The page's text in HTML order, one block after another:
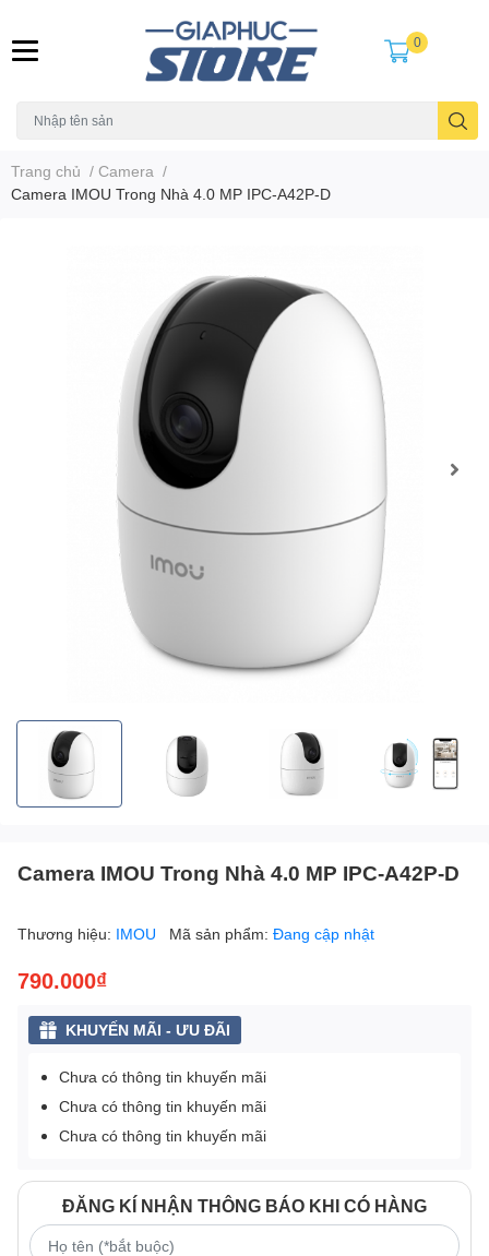
0
Trang chủ / Camera /
Camera IMOU Trong Nhà 4.0 MP IPC-A42P-D
Camera IMOU Trong Nhà 4.0 MP IPC-A42P-D
Thương hiệu: IMOU Mã sản phẩm: Đang cập nhật
790.000₫
KHUYẾN MÃI - ƯU ĐÃI
Chưa có thông tin khuyến mãi
Chưa có thông tin khuyến mãi
Chưa có thông tin khuyến mãi
ĐĂNG KÍ NHẬN THÔNG BÁO KHI CÓ HÀNG